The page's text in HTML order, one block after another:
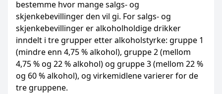
bestemme hvor mange salgs- og
skjenkebevillinger den vil gi. For salgs- og
skjenkebevillinger er alkoholholdige drikker
inndelt i tre grupper etter alkoholstyrke: gruppe 1
(mindre enn 4,75 % alkohol), gruppe 2 (mellom
4,75 % og 22 % alkohol) og gruppe 3 (mellom 22 %
og 60 % alkohol), og virkemidlene varierer for de
tre gruppene.